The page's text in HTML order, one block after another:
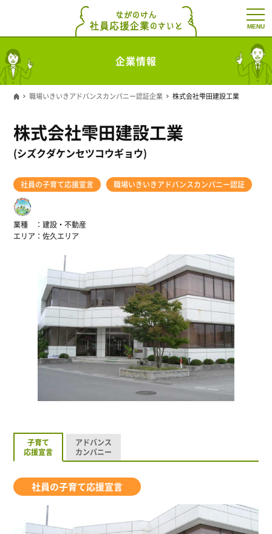
t
o
g
g
l
e
n
a
企業情報
職場いきいきアドバンスカンパニー認証企業 株式会社雫田建設工業
株式会社雫田建設工業
(シズクダケンセツコウギョウ)
社員の子育て応援宣言 職場いきいきアドバンスカンパニー認証
業種
建設・不動産
エリア
佐久エリア
子育て
応援宣言
アドバンス
カンパニー
社員の子育て応援宣言